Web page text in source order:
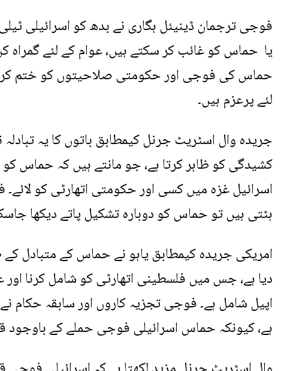
فوجی ترجمان ڈینیئل ہگاری نے بدھ کو اسرائیلی
یا حماس کو غائب کر سکتے ہیں، عوام کے لئے گمراہ
حماس کی فوجی اور حکومتی صلاحیتوں کو ختم
لئے پرعزم ہیں۔
جریدہ وال اسٹریٹ جرنل کیمطابق باتوں کا یہ
کشیدگی کو ظاہر کرتا ہے، جو مانتے ہیں کہ
اسرائیل غزہ میں کسی اور حکومتی اتھارٹی کو
ہٹتی ہیں تو حماس کو دوبارہ تشکیل پاتے دیکھا
امریکی جریدہ کیمطابق یاہو نے حماس کے متبادل
دیا ہے، جس میں فلسطینی اتھارٹی کو شامل کرنا
اپیل شامل ہے۔ فوجی تجزیہ کاروں اور سابقہ ​​حکام
ہے، کیونکہ حماس اسرائیلی فوجی حملے کے باوجود